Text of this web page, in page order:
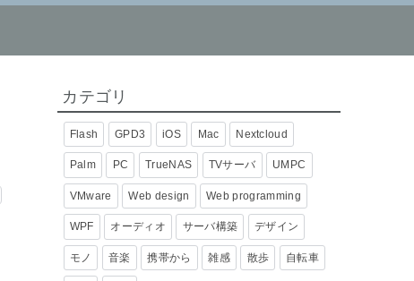
カテゴリ
Flash GPD3 iOS Mac Nextcloud
Palm PC TrueNAS TVサーバ UMPC
VMware Web design Web programming
WPF オーディオ サーバ構築 デザイン
モノ 音楽 携帯から 雑感 散歩 自転車